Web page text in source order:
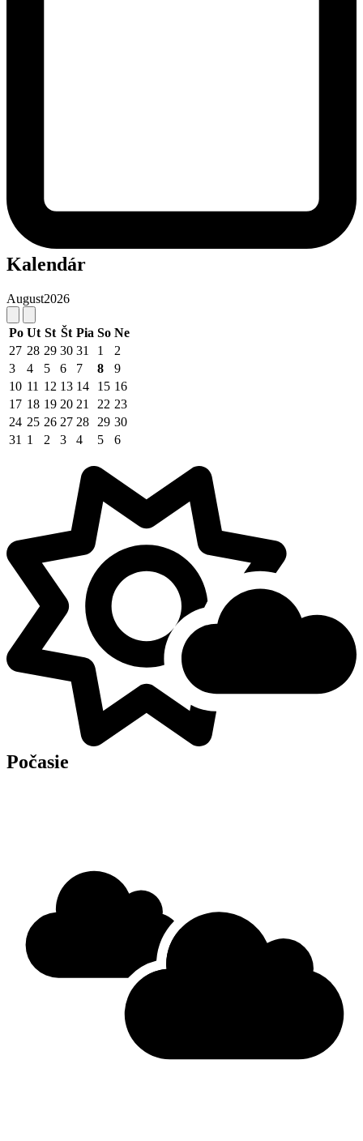
Kalendár
August2026
Po Ut St Št Pia So Ne
27 28 29 30 31 1
2
3
4 5 6 7 8
9
10 11 12 13 14 15 16
17 18 19 20 21 22 23
24 25 26 27 28 29 30
31 1 2 3 4 5 6
Počasie